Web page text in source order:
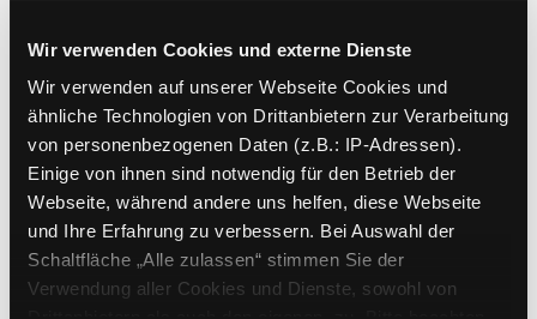
Wir verwenden Cookies und externe Dienste
Wir verwenden auf unserer Webseite Cookies und
ähnliche Technologien von Drittanbietern zur Verarbeitung
von personenbezogenen Daten (z.B.: IP-Adressen).
Einige von ihnen sind notwendig für den Betrieb der
Webseite, während andere uns helfen, diese Webseite
und Ihre Erfahrung zu verbessern. Bei Auswahl der
Schaltfläche „Alle zulassen“ stimmen Sie der
Verwendung aller Cookies und Dienste, sowohl von
Tore
Bandangabe:01.
Exemplar-Details von Laura und der Ring
Mediengruppe:Jugendbuch
Laura und der Ring der
Feuerschlange
Roman
Verfasser:Freund, PeterSuche nach
Jahr:2006